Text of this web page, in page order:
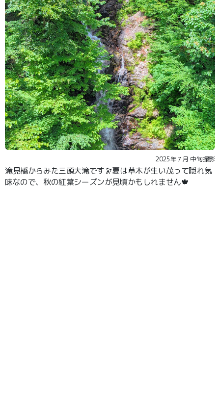
2025年７月 中旬撮影
滝見橋からみた三頭大滝です🔭夏は草木が生い茂って隠れ気
味なので、秋の紅葉シーズンが見頃かもしれません🍁